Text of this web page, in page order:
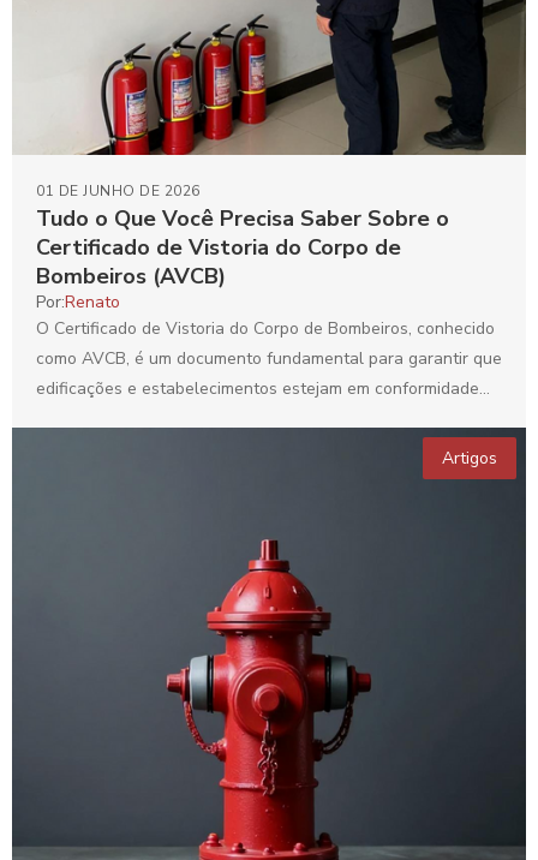
Tudo o Que Você Precisa Saber Sobre o
Certificado de Vistoria do Corpo de
Bombeiros (AVCB)
01 DE JUNHO DE 2026
Por:Renato
O Certificado de Vistoria do Corpo de Bombeiros, conhecido
como AVCB, é um documento fundamental para garantir que
edificações e estabelecimentos estejam em conformidade
Artigos